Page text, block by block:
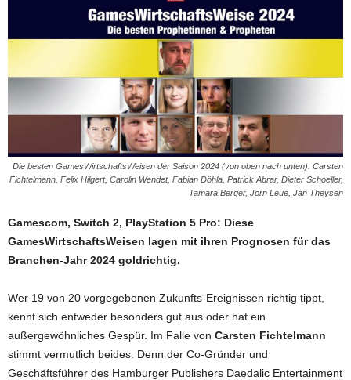
Die besten GamesWirtschaftsWeisen der Saison 2024 (von oben nach unten): Carsten
Fichtelmann, Felix Hilgert, Carolin Wendet, Fabian Döhla, Patrick Abrar, Dieter Schoeller,
Tamara Berger, Jörn Leue, Jan Theysen
Gamescom, Switch 2, PlayStation 5 Pro: Diese
GamesWirtschaftsWeisen lagen mit ihren Prognosen für das
Branchen-Jahr 2024 goldrichtig.
Wer 19 von 20 vorgegebenen Zukunfts-Ereignissen richtig tippt,
kennt sich entweder besonders gut aus oder hat ein
außergewöhnliches Gespür. Im Falle von Carsten Fichtelmann
stimmt vermutlich beides: Denn der Co-Gründer und
Geschäftsführer des Hamburger Publishers Daedalic Entertainment